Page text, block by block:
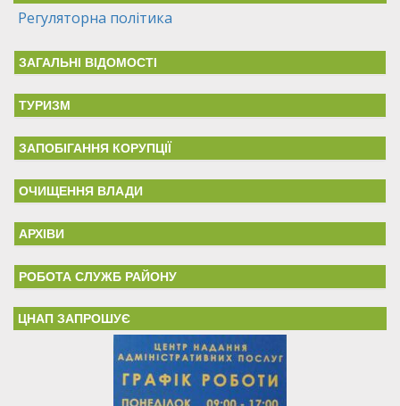
Регуляторна політика
ЗАГАЛЬНІ ВІДОМОСТІ
ТУРИЗМ
ЗАПОБІГАННЯ КОРУПЦІЇ
ОЧИЩЕННЯ ВЛАДИ
АРХІВИ
РОБОТА СЛУЖБ РАЙОНУ
ЦНАП ЗАПРОШУЄ